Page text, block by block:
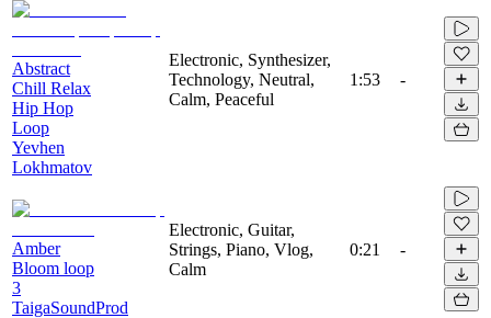
Abstract
Chill Relax
Hip Hop
Loop
Yevhen
Lokhmatov
Electronic, Synthesizer,
Technology, Neutral,
Calm, Peaceful
1:53 -
Amber
Bloom loop
3
TaigaSoundProd
Electronic, Guitar,
Strings, Piano, Vlog,
Calm
0:21 -